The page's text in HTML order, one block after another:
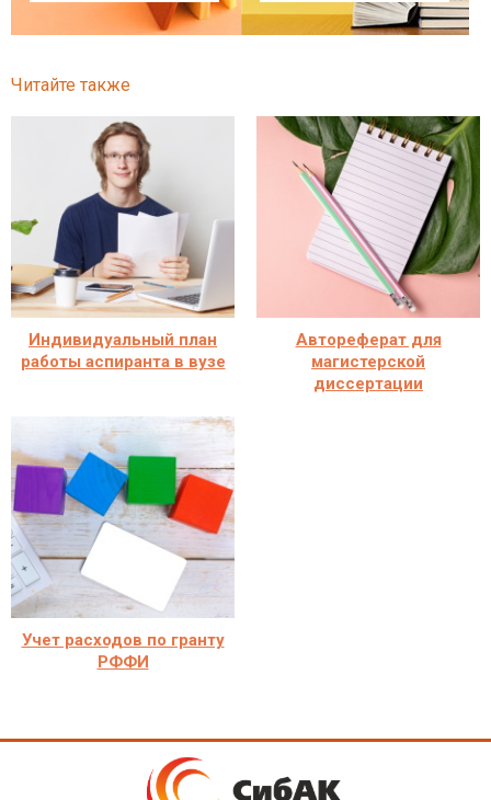
Читайте также
Индивидуальный план
работы аспиранта в вузе
Автореферат для
магистерской
диссертации
Учет расходов по гранту
РФФИ